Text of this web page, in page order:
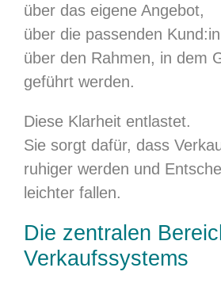
über das eigene Angebot,
über die passenden
über den Rahmen, in dem
geführt werden.
Diese Klarheit entlastet.
Sie sorgt dafür, dass
ruhiger werden und
leichter fallen.
Die zentralen
Verkaufssystems